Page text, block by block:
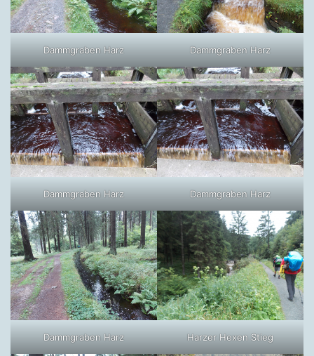
Dammgraben Harz Dammgraben Harz
Dammgraben Harz Dammgraben Harz
Dammgraben Harz Harzer Hexen Stieg